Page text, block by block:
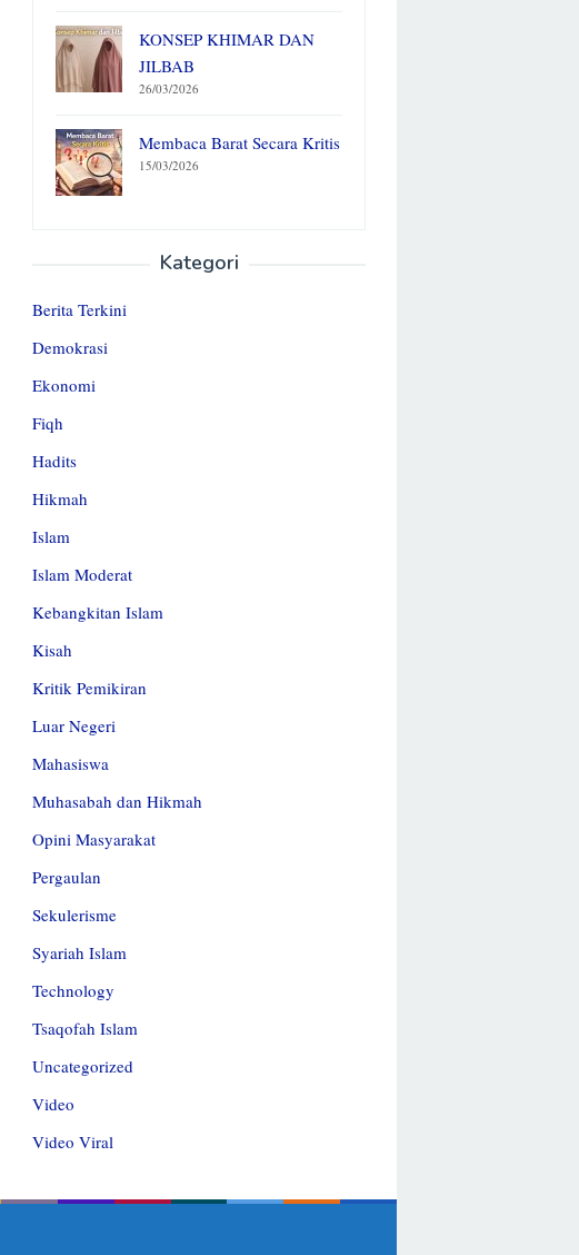
KONSEP KHIMAR DAN
JILBAB
26/03/2026
Membaca Barat Secara Kritis
15/03/2026
Kategori
Berita Terkini
Demokrasi
Ekonomi
Fiqh
Hadits
Hikmah
Islam
Islam Moderat
Kebangkitan Islam
Kisah
Kritik Pemikiran
Luar Negeri
Mahasiswa
Muhasabah dan Hikmah
Opini Masyarakat
Pergaulan
Sekulerisme
Syariah Islam
Technology
Tsaqofah Islam
Uncategorized
Video
Video Viral